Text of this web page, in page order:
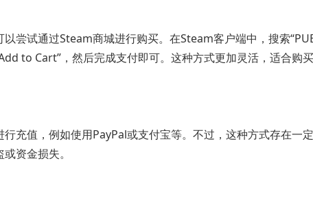
尝试通过Steam商城进行购买。在Steam客户端中，搜索
to Cart”，然后完成支付即可。这种方式更加灵活，适合购
充值，例如使用PayPal或支付宝等。不过，这种方式存在一
资金损失。